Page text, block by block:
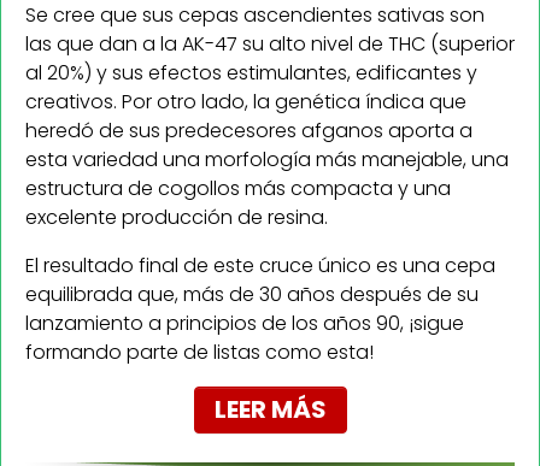
Se cree que sus cepas ascendientes sativas son
las que dan a la AK-47 su alto nivel de THC (superior
al 20%) y sus efectos estimulantes, edificantes y
creativos. Por otro lado, la genética índica que
heredó de sus predecesores afganos aporta a
esta variedad una morfología más manejable, una
estructura de cogollos más compacta y una
excelente producción de resina.
El resultado final de este cruce único es una cepa
equilibrada que, más de 30 años después de su
lanzamiento a principios de los años 90, ¡sigue
formando parte de listas como esta!
LEER MÁS